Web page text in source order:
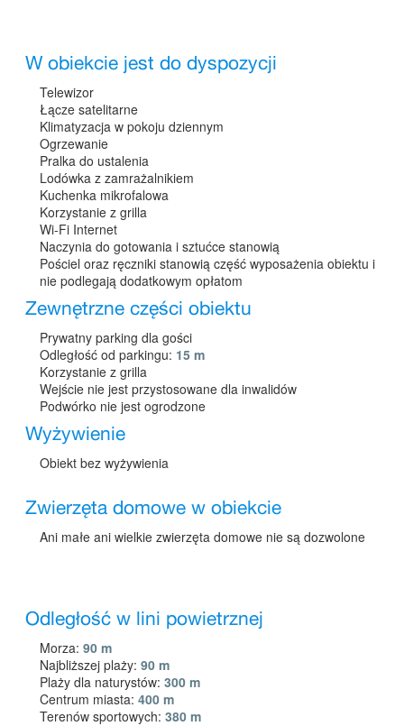
W obiekcie jest do dyspozycji
Telewizor
Łącze satelitarne
Klimatyzacja w pokoju dziennym
Ogrzewanie
Pralka do ustalenia
Lodówka z zamrażalnikiem
Kuchenka mikrofalowa
Korzystanie z grilla
Wi-Fi Internet
Naczynia do gotowania i sztućce stanowią
Pościel oraz ręczniki stanowią część wyposażenia obiektu i
nie podlegają dodatkowym opłatom
Zewnętrzne części obiektu
Prywatny parking dla gości
Odległość od parkingu: 15 m
Korzystanie z grilla
Wejście nie jest przystosowane dla inwalidów
Podwórko nie jest ogrodzone
Wyżywienie
Obiekt bez wyżywienia
Zwierzęta domowe w obiekcie
Ani małe ani wielkie zwierzęta domowe nie są dozwolone
Odległość w lini powietrznej
Morza: 90 m
Najbliższej plaży: 90 m
Plaży dla naturystów: 300 m
Centrum miasta: 400 m
Terenów sportowych: 380 m